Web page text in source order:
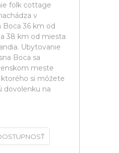
folk cottage
v
Boca 36 km od
38 km od miesta
Ubytovanie
Boca sa
meste
si môžete
dovolenku na